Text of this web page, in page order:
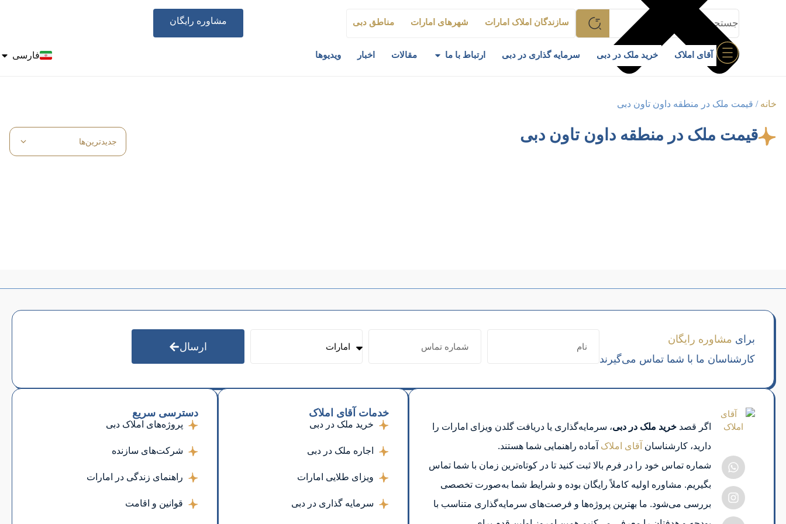
سازندگان املاک امارات شهرهای امارات مناطق دبی
مشاوره رایگان
+971505507466
آقای املاک
خرید ملک در دبی سرمایه گذاری در دبی ارتباط با ما مقالات اخبار ویدیوها فارسی
خانه / قیمت ملک در منطقه داون‌ تاون دبی
قیمت ملک در منطقه داون‌ تاون دبی جدیدترین‌ها
برای مشاوره رایگان
کارشناسان ما با شما تماس می‌گیرند
ارسال
اگر قصد خرید ملک در دبی، سرمایه‌گذاری یا دریافت گلدن ویزای امارات را
دارید، کارشناسان آقای املاک آماده راهنمایی شما هستند.
شماره تماس خود را در فرم بالا ثبت کنید تا در کوتاه‌ترین زمان با شما تماس
بگیریم. مشاوره اولیه کاملاً رایگان بوده و شرایط شما به‌صورت تخصصی
بررسی می‌شود. ما بهترین پروژه‌ها و فرصت‌های سرمایه‌گذاری متناسب با
خدمات آقای املاک
خرید ملک در دبی
اجاره ملک در دبی
ویزای طلایی امارات
سرمایه گذاری در دبی
دسترسی سریع
پروژه‌های املاک دبی
شرکت‌های سازنده
راهنمای زندگی در امارات
قوانین و اقامت